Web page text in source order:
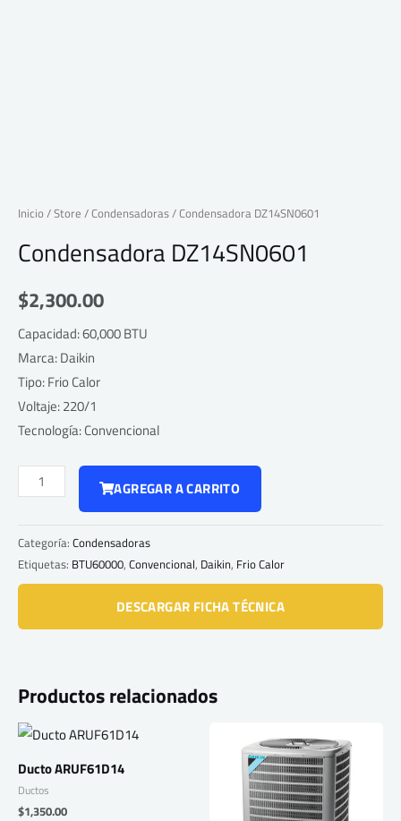
Inicio/Store /Condensadoras/ Condensadora DZ14SN0601
Condensadora DZ14SN0601
$2,300.00
Capacidad: 60,000 BTU
Marca: Daikin
Tipo: Frio Calor
Voltaje: 220/1
Tecnología: Convencional
Mini
Split
RKS12XL216
cantidad
AGREGAR A CARRITO
Categoría: Condensadoras
Etiquetas: BTU60000, Convencional, Daikin, Frio Calor
DESCARGAR FICHA TÉCNICA
Productos relacionados
Ducto ARUF61D14
Ductos
$1,350.00